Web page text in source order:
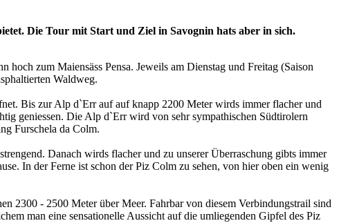
Die Tour mit Start und Ziel in Savognin hats aber in sich.
zum Maiensäss Pensa. Jeweils am Dienstag und Freitag (Saison
Waldweg.
Bis zur Alp d`Err auf auf knapp 2200 Meter wirds immer flacher und
geniessen. Die Alp d`Err wird von sehr sympathischen Südtirolern
Furschela da Colm.
Danach wirds flacher und zu unserer Überraschung gibts immer
In der Ferne ist schon der Piz Colm zu sehen, von hier oben ein wenig
2300 - 2500 Meter über Meer. Fahrbar von diesem Verbindungstrail sind
man eine sensationelle Aussicht auf die umliegenden Gipfel des Piz